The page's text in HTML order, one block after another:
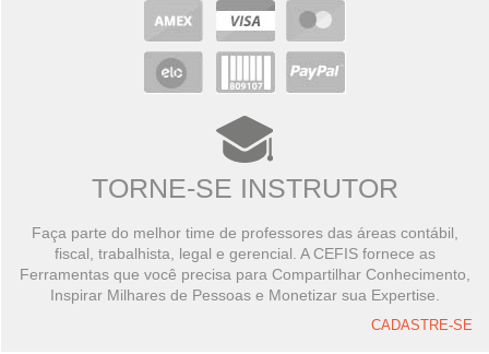
TORNE-SE INSTRUTOR
Faça parte do melhor time de professores das áreas contábil,
fiscal, trabalhista, legal e gerencial. A CEFIS fornece as
Ferramentas que você precisa para Compartilhar Conhecimento,
Inspirar Milhares de Pessoas e Monetizar sua Expertise.
CADASTRE-SE